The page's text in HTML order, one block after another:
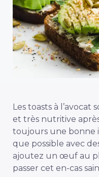
Les toasts à
et très nutritive
toujours une bonne
que possible avec
ajoutez un œuf au
passer cet en-cas